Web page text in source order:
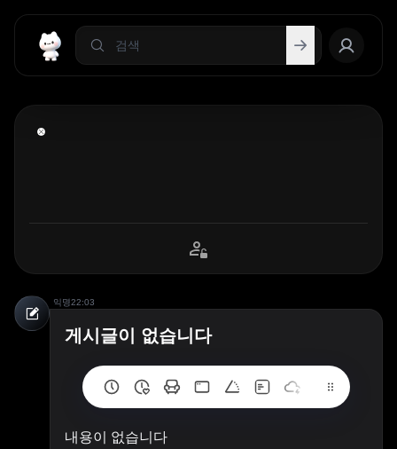
익명22:03
게시글이 없습니다
내용이 없습니다